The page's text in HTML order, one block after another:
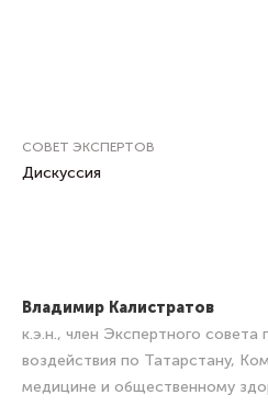
СОВЕТ ЭКСПЕРТОВ
Дискуссия
Владимир Калистратов
к.э.н., член Экспертного
воздействия по Татарстану,
медицине и общественному